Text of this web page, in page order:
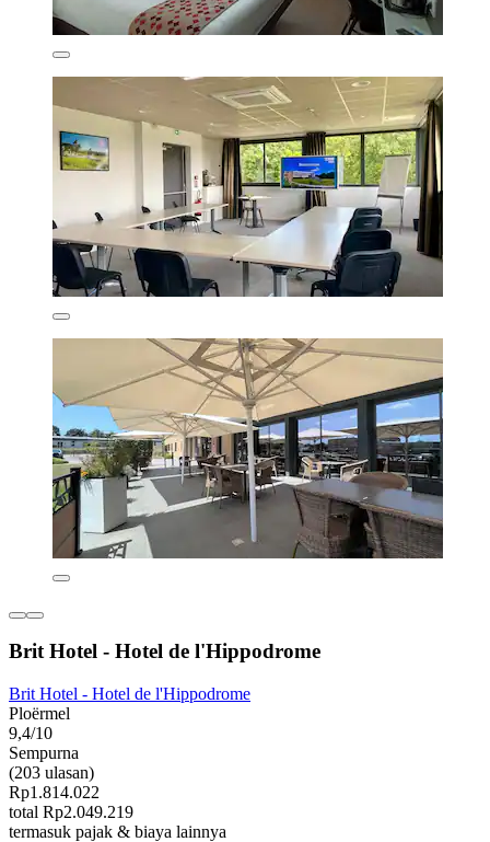
Brit Hotel - Hotel de l'Hippodrome
Brit Hotel - Hotel de l'Hippodrome
Ploërmel
9,4/10
Sempurna
(203 ulasan)
Rp1.814.022
total Rp2.049.219
termasuk pajak & biaya lainnya